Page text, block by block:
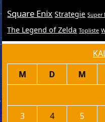
Square Enix Strategie Super
The Legend of Zelda Topliste
M D M
3
4 5